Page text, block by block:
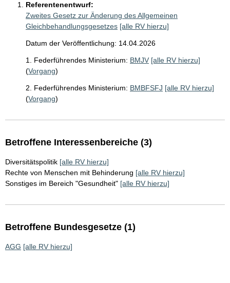
Referentenentwurf:
Zweites Gesetz zur Änderung des Allgemeinen
Gleichbehandlungsgesetzes [alle RV hierzu]
Datum der Veröffentlichung: 14.04.2026
1. Federführendes Ministerium: BMJV [alle RV hierzu]
(Vorgang)
2. Federführendes Ministerium: BMBFSFJ [alle RV hierzu]
(Vorgang)
Betroffene Interessenbereiche (3)
Diversitätspolitik [alle RV hierzu]
Rechte von Menschen mit Behinderung [alle RV hierzu]
Sonstiges im Bereich "Gesundheit" [alle RV hierzu]
Betroffene Bundesgesetze (1)
AGG [alle RV hierzu]